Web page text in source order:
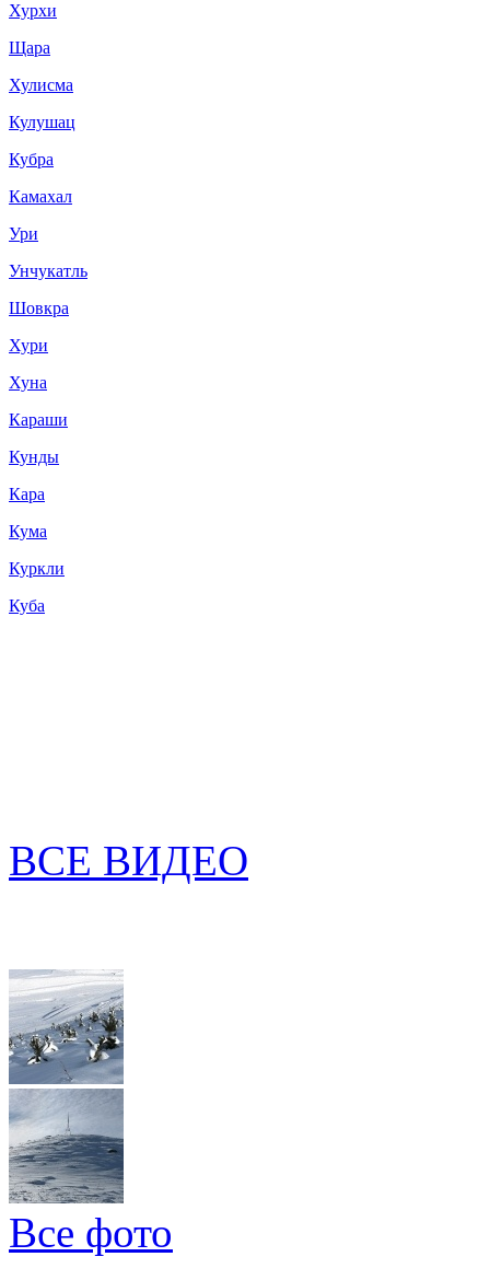
Хурхи
Щара
Хулисма
Кулушац
Кубра
Камахал
Ури
Унчукатль
Шовкра
Хури
Хуна
Караши
Кунды
Кара
Кума
Куркли
Куба
ВСЕ ВИДЕО
Все фото